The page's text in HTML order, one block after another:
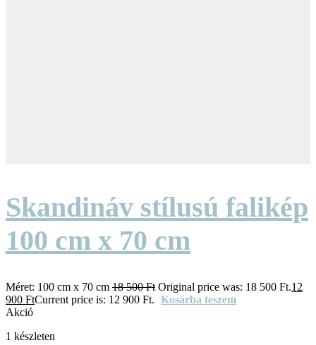
Skandináv stílusú falikép
100 cm x 70 cm
Méret: 100 cm x 70 cm 18 500Ft Original price was: 18 500 Ft.12
900 FtCurrent price is: 12 900 Ft. Kosárba teszem
Akció
1 készleten